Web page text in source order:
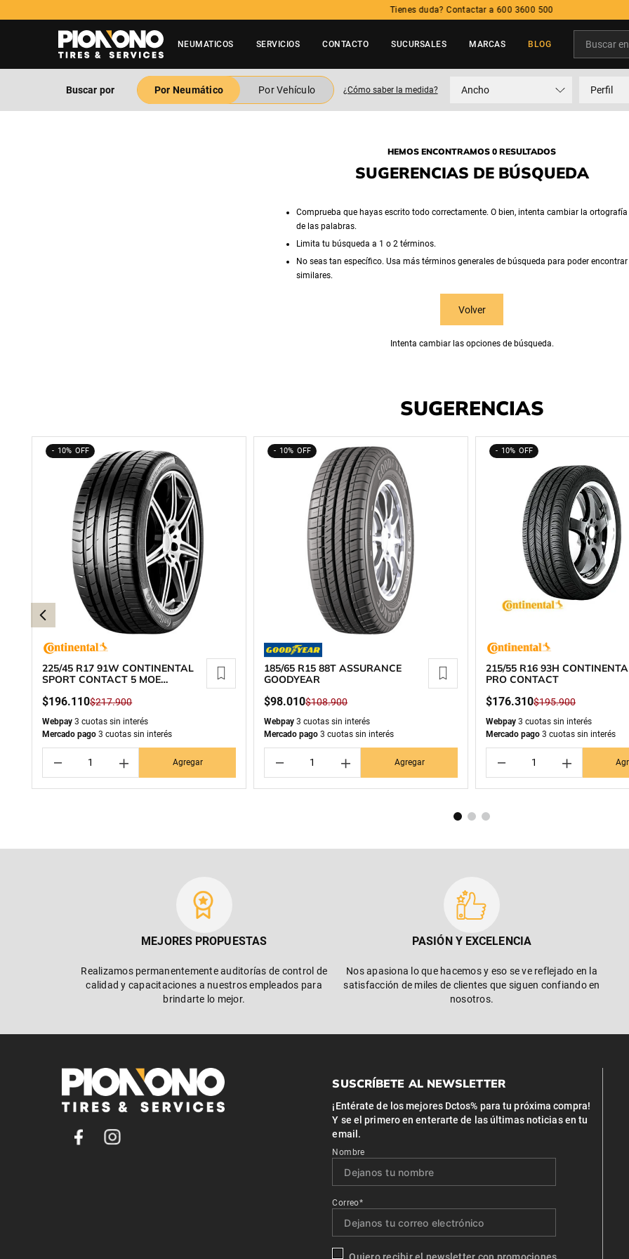
Tienes duda? Contactar a 600 3600 500
NEUMATICOS SERVICIOS CONTACTO SUCURSALES MARCAS BLOG
Buscar por Por Neumático Por Vehículo ¿Cómo saber la medida? Ancho Perfil
HEMOS ENCONTRAMOS 0 RESULTADOS
SUGERENCIAS DE BÚSQUEDA
Comprueba que hayas escrito todo correctamente. O bien, intenta cambiar la
de las palabras.
Limita tu búsqueda a 1 o 2 términos.
No seas tan específico. Usa más términos generales de búsqueda para poder
similares.
Volver
Intenta cambiar las opciones de búsqueda.
SUGERENCIAS
10%
225/45 R17 91W CONTINENTAL
SPORT CONTACT 5 MOE
$196.110$217.900
Webpay 3 cuotas sin interés
Mercado pago 3 cuotas sin interés
＋
－ Agregar
10%
185/65 R15 88T ASSURANCE
GOODYEAR
$98.010$108.900
Webpay 3 cuotas sin interés
Mercado pago 3 cuotas sin interés
＋
－ Agregar
10%
215/55 R16 93H
PRO CONTACT
$176.310$195.900
Webpay 3 cuotas sin interés
Mercado pago 3 cuotas sin interés
＋
－
MEJORES PROPUESTAS
Realizamos permanentemente auditorías de control de
calidad y capacitaciones a nuestros empleados para
brindarte lo mejor.
PASIÓN Y EXCELENCIA
Nos apasiona lo que hacemos y eso se ve reflejado en la
satisfacción de miles de clientes que siguen confiando en
nosotros.
SUSCRÍBETE AL NEWSLETTER
¡Entérate de los mejores Dctos% para tu próxima compra!
Y se el primero en enterarte de las últimas noticias en tu
email.
Nombre
Correo*
TÉRMINOS MÁS BUSCADOS
. neumatico
205